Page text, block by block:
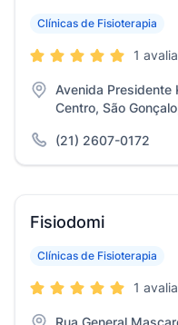
Clínicas de Fisioterapia
1
Avenida Presidente
Centro, São
(21) 2607-0172
Fisiodomi
Clínicas de Fisioterapia
1
Rua General